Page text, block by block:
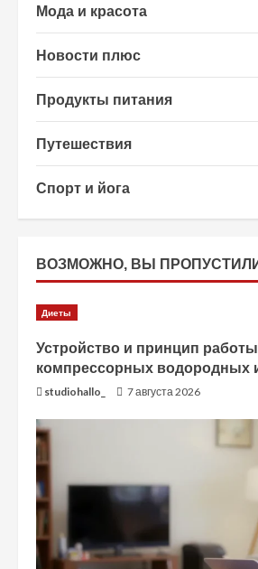
Мода и красота
Новости плюс
Продукты питания
Путешествия
Спорт и йога
ВОЗМОЖНО, ВЫ
Диеты
Устройство и принцип работы
компрессорных водородных
studiohallo_ 7 августа 2026